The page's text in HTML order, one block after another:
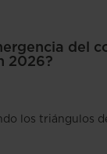
del
2026?
los triángulos